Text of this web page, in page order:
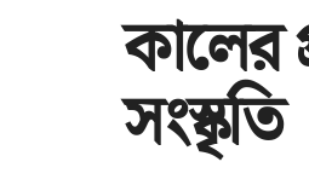
কালের
সংস্কৃতি